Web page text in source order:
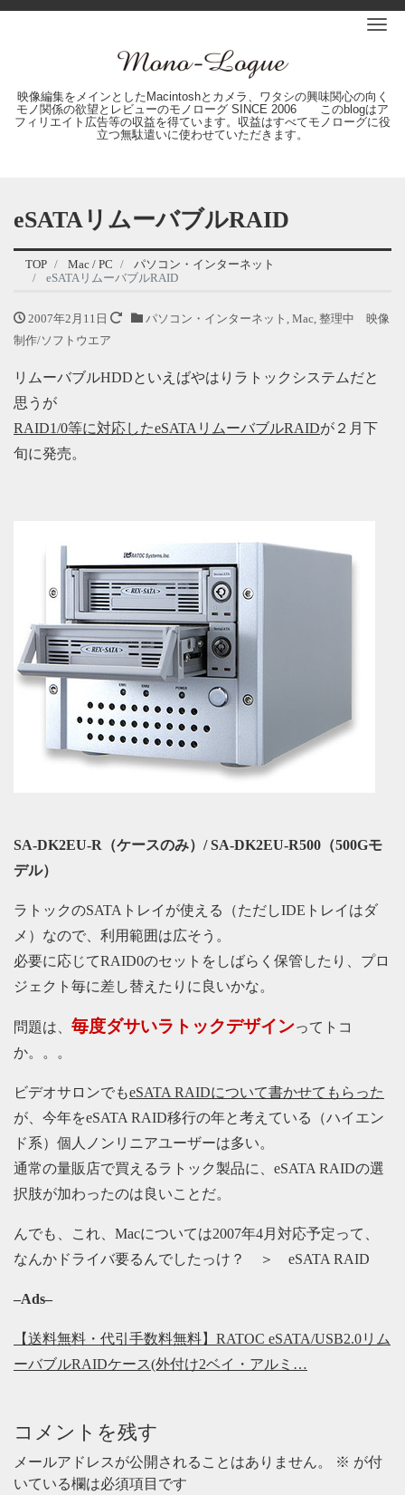
映像編集をメインとしたMacintoshとカメラ、ワタシの興味関心の向く
モノ関係の欲望とレビューのモノローグ SINCE 2006 このblogはア
フィリエイト広告等の収益を得ています。収益はすべてモノローグに役
立つ無駄遣いに使わせていただきます。
eSATAリムーバブルRAID
TOP Mac / PC
パソコン・インターネット
eSATAリムーバブルRAID
2007年2月11日 パソコン・インターネット , Mac, 整理中 映像
制作/ソフトウエア
リムーバブルHDDといえばやはりラトックシステムだと
思うが
RAID1/0等に対応したeSATAリムーバブルRAIDが２月下
旬に発売。
SA-DK2EU-R（ケースのみ）/ SA-DK2EU-R500（500Gモ
デル）
ラトックのSATAトレイが使える（ただしIDEトレイはダ
メ）なので、利用範囲は広そう。
必要に応じてRAID0のセットをしばらく保管したり、プロ
ジェクト毎に差し替えたりに良いかな。
問題は、 毎度ダサいラトックデザインってトコ
か。。。
ビデオサロンでもeSATA RAIDについて書かせてもらった
が、今年をeSATA RAID移行の年と考えている（ハイエン
ド系）個人ノンリニアユーザーは多い。
通常の量販店で買えるラトック製品に、eSATA RAIDの選
択肢が加わったのは良いことだ。
んでも、これ、Macについては2007年4月対応予定って、
なんかドライバ要るんでしたっけ？ ＞ eSATA RAID
–Ads–
【送料無料・代引手数料無料】RATOC eSATA/USB2.0リム
ーバブルRAIDケース(外付け2ベイ・アルミ…
コメントを残す
メールアドレスが公開されることはありません。 ※ が付
いている欄は必須項目です